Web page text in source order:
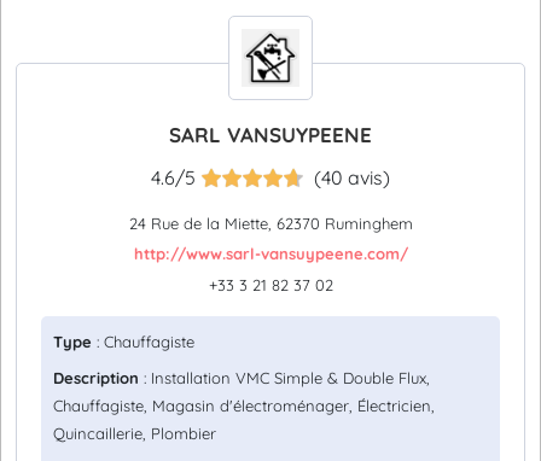
SARL VANSUYPEENE
4.6/5 (40 avis)
24 Rue de la Miette, 62370 Ruminghem
http://www.sarl-vansuypeene.com/
+33 3 21 82 37 02
Type : Chauffagiste
Description : Installation VMC Simple & Double Flux,
Chauffagiste, Magasin d'électroménager, Électricien,
Quincaillerie, Plombier